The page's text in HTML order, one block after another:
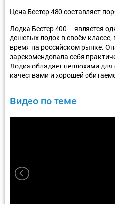
Цена Бестер 480 составляет
Лодка Бестер 400 – является
дешевых лодок в своём
время на российском рынке.
зарекомендовала себя
Лодка обладает неплохими
качествами и хорошей
Видео по теме